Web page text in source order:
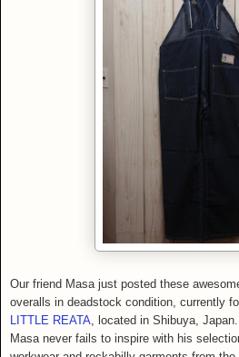
Our friend Masa just posted these
overalls in deadstock condition, currently
LITTLE REATA , located in Shibuya, Japan.
Masa never fails to inspire with his